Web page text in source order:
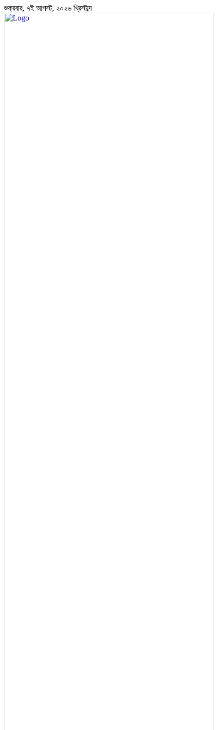
শুক্রবার, ৭ই আগস্ট, ২০২৬ খ্রিস্টাব্দ